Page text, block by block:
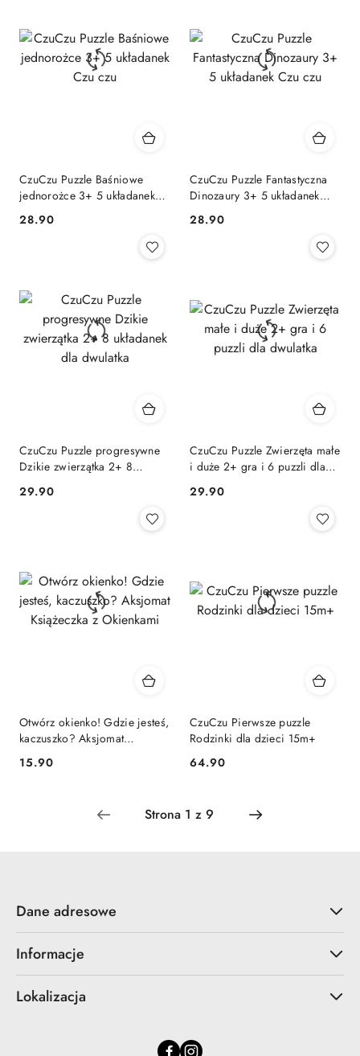
CzuCzu Puzzle Baśniowe
jednorożce 3+ 5 układanek
Cena:
28.90
CzuCzu Puzzle Fantastyczna
Dinozaury 3+ 5 układanek
Cena:
28.90
CzuCzu Puzzle progresywne
Dzikie zwierzątka 2+ 8
Cena:
29.90
CzuCzu Puzzle Zwierzęta małe
i duże 2+ gra i 6 puzzli dla
Cena:
29.90
Otwórz okienko! Gdzie jesteś,
kaczuszko? Aksjomat
Cena:
15.90
CzuCzu Pierwsze puzzle
Rodzinki dla dzieci 15m+
Cena:
64.90
Dane adresowe
Informacje
Lokalizacja